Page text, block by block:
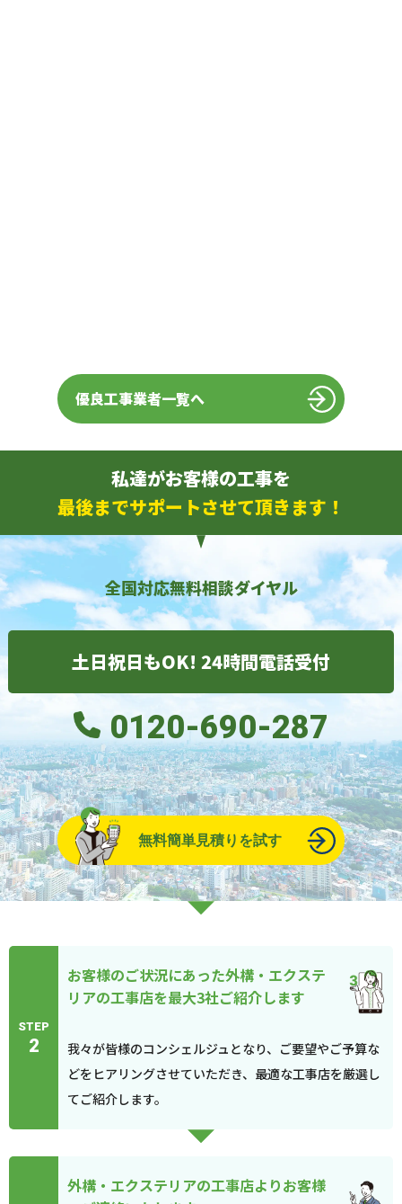
優良工事業者一覧へ
私達がお客様の工事を
最後までサポートさせて頂きます！
全国対応無料相談ダイヤル
土日祝日もOK! 24時間電話受付
0120-690-287
無料簡単見積りを試す
STEP
2
お客様のご状況にあった外構・エクステ
リアの工事店を最大3社ご紹介します
我々が皆様のコンシェルジュとなり、ご要望やご予算な
どをヒアリングさせていただき、最適な工事店を厳選し
てご紹介します。
外構・エクステリアの工事店よりお客様